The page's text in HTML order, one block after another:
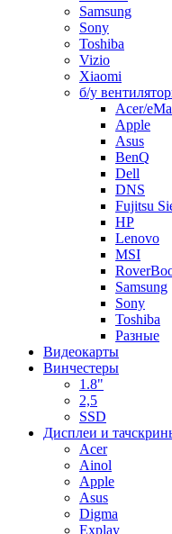
Samsung
Sony
Toshiba
Vizio
Xiaomi
б/у
Acer/
Apple
Asus
BenQ
Dell
DNS
Fujitsu
HP
Lenovo
MSI
Samsung
Sony
Toshiba
Разные
Видеокарты
Винчестеры
1.8"
2,5
SSD
Дисплеи и
Acer
Ainol
Apple
Asus
Digma
Explay